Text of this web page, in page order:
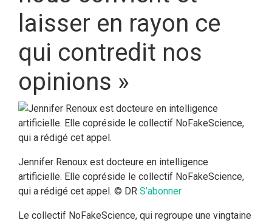
laisser en rayon ce
qui contredit nos
opinions »
Jennifer Renoux est docteure en intelligence
artificielle. Elle copréside le collectif NoFakeScience,
qui a rédigé cet appel. © DR S’abonner
Le collectif NoFakeScience, qui regroupe une vingtaine